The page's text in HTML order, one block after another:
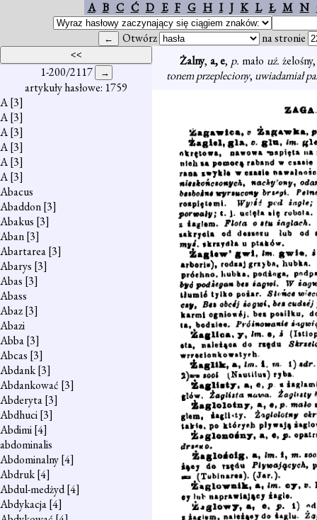
A B C Ć D E F G H I J K L Ł M N
Otwórz na stronie
1-200/2117
artykuły hasłowe: 1759
A[3]
A[3]
A[3]
A[3]
A[3]
A[3]
Abacus
Abaddon[3]
Abakus [3]
Aban[3]
Abartarea[3]
Abarys [3]
Abas [3]
Abass
Abaz[3]
Abazi
Abba[3]
Abcas [3]
Abdank[3]
Abdankować [3]
Abderyta[3]
Abdhuci[3]
Abdimi[4]
abdominalis
Abdominalny[4]
Abdruk[4]
Abdul-medżyd[4]
Abdykacja[4]
Żalny, a, e, p. mało uż.
tonem przepleciony, uwiadamiał